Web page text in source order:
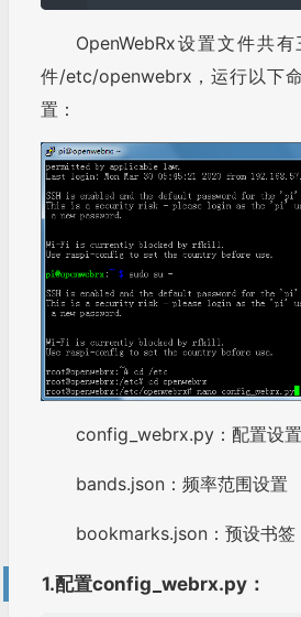
OpenWebRx设置文件共
件/etc/openwebrx，运行以下
置：
config_webrx.py：配置设置
bands.json：频率范围设置
bookmarks.json：预设书签
1.配置config_webrx.py：